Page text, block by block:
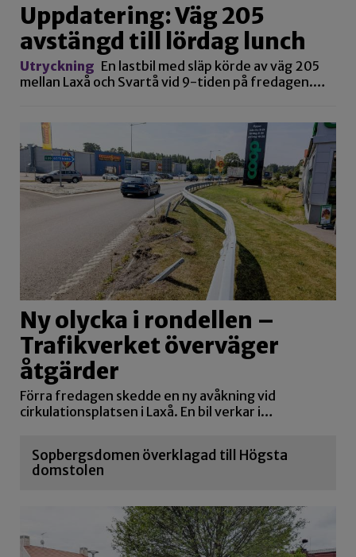
Uppdatering: Väg 205
avstängd till lördag lunch
Utryckning En lastbil med släp körde av väg 205
mellan Laxå och Svartå vid 9-tiden på fredagen.…
Ny olycka i rondellen –
Trafikverket överväger
åtgärder
Förra fredagen skedde en ny avåkning vid
cirkulationsplatsen i Laxå. En bil verkar i…
Sopbergsdomen överklagad till Högsta
domstolen